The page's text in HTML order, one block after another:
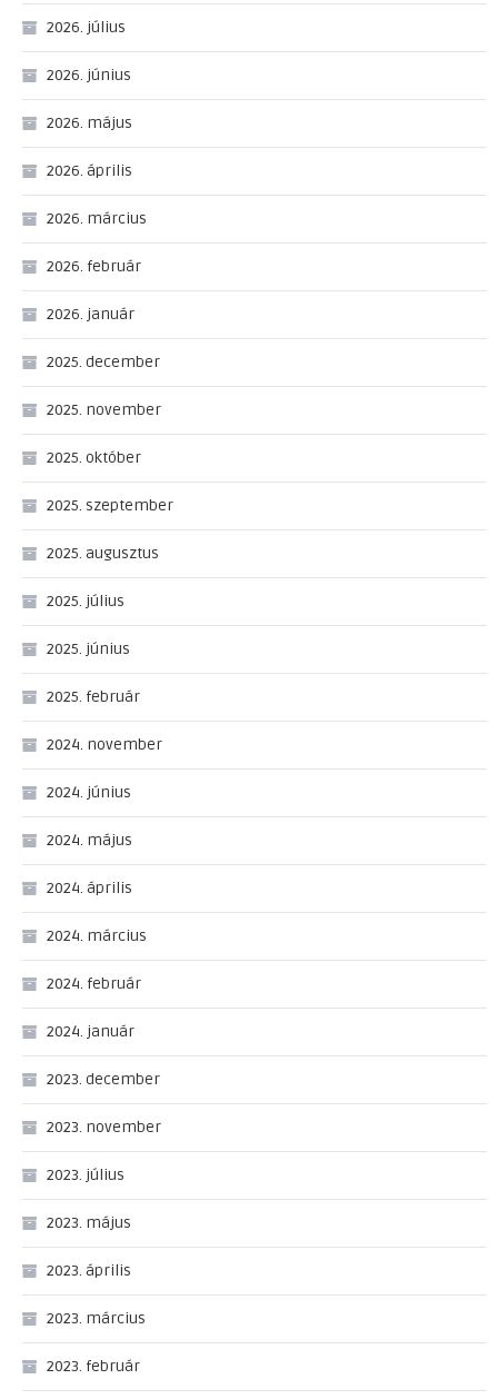
2026. július
2026. június
2026. május
2026. április
2026. március
2026. február
2026. január
2025. december
2025. november
2025. október
2025. szeptember
2025. augusztus
2025. július
2025. június
2025. február
2024. november
2024. június
2024. május
2024. április
2024. március
2024. február
2024. január
2023. december
2023. november
2023. július
2023. május
2023. április
2023. március
2023. február